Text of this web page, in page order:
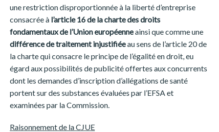
une restriction disproportionnée à la liberté d’entreprise
consacrée à l’article 16 de la charte des droits
fondamentaux de l’Union européenneainsi que comme une
différence de traitement injustifiéeau sens de l’article 20 de
la charte qui consacre le principe de l’égalité en droit, eu
égard aux possibilités de publicité offertes aux concurrents
dont les demandes d’inscription d’allégations de santé
portent sur des substances évaluées par l’EFSA et
examinées par la Commission.
Raisonnement de la CJUE